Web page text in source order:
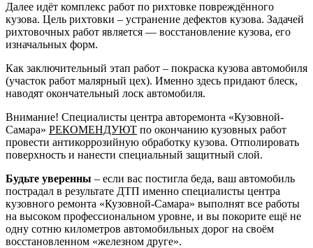
Далее идёт комплекс работ по рихтовке повреждённого
кузова. Цель рихтовки – устранение дефектов кузова. Задачей
рихтовочных работ является — восстановление кузова, его
изначальных форм.
Как заключительный этап работ – покраска кузова автомобиля
(участок работ малярный цех). Именно здесь придают блеск,
наводят окончательный лоск автомобиля.
Внимание! Специалисты центра авторемонта «Кузовной-
Самара» РЕКОМЕНДУЮТ по окончанию кузовных работ
провести антикоррозийную обработку кузова. Отполировать
поверхность и нанести специальный защитный слой.
Будьте уверенны – если вас постигла беда, ваш автомобиль
пострадал в результате ДТП именно специалисты центра
кузовного ремонта «Кузовной-Самара» выполнят все работы
на высоком профессиональном уровне, и вы покорите ещё не
одну сотню километров автомобильных дорог на своём
восстановленном «железном друге».